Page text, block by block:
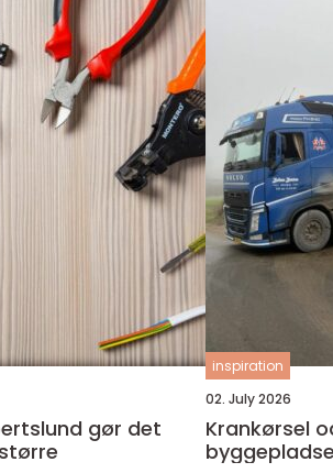
gør det
inspiration
02. July 2026
Krankørsel odense